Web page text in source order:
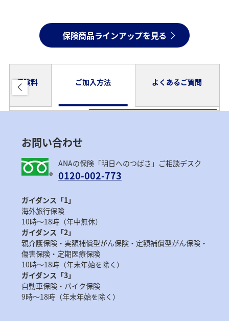
保険商品ラインアップを見る
容・保険料 ご加入方法 よくあるご質問
お問い合わせ
ANAの保険「明日へのつばさ」ご相談デスク
0120-002-773
ガイダンス「1」
海外旅行保険
10時～18時（年中無休）
ガイダンス「2」
親介護保険・実額補償型がん保険・定額補償型がん保険・
傷害保険・定期医療保険
10時～18時（年末年始を除く）
ガイダンス「3」
自動車保険・バイク保険
9時～18時（年末年始を除く）